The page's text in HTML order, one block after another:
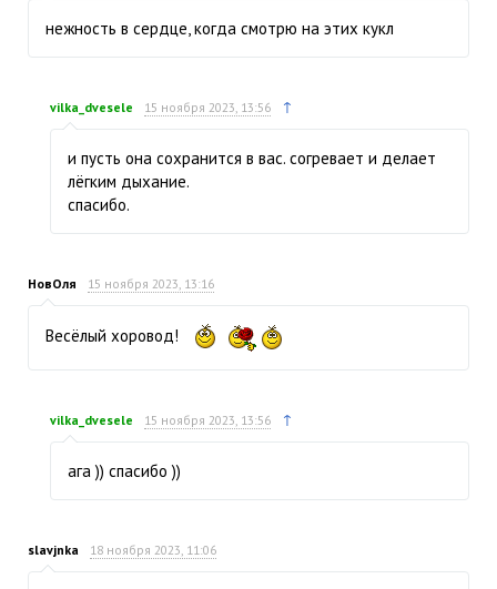
нежность в сердце, когда смотрю на этих кукл
vilka_dvesele 15 ноября 2023, 13:56 ↑
и пусть она сохранится в вас. согревает и делает
лёгким дыхание.
спасибо.
НовОля 15 ноября 2023, 13:16
Весёлый хоровод!
vilka_dvesele 15 ноября 2023, 13:56 ↑
ага )) спасибо ))
slavjnka 18 ноября 2023, 11:06